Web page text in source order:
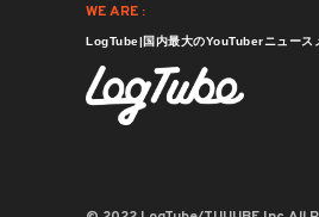
WE ARE :
LogTube|国内最大のYouTuberニュース